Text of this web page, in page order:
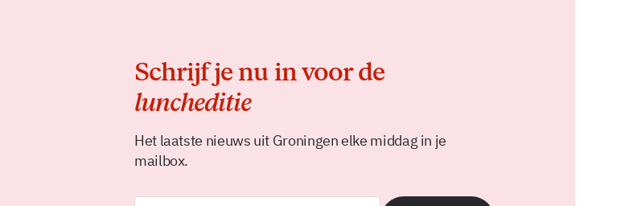
Schrijf je nu in voor de
luncheditie
Het laatste nieuws uit Groningen elke middag in je
mailbox.